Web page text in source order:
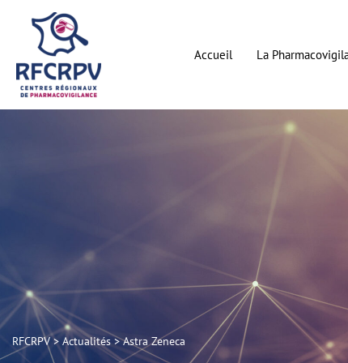
contenu
Accueil La
RFCRPV> Actualités>Astra Zeneca